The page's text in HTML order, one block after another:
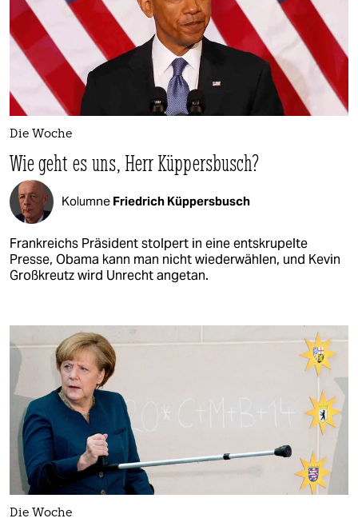
Die Woche
Wie geht es uns, Herr Küppersbusch?
Kolumne Friedrich Küppersbusch
Frankreichs Präsident stolpert in eine entskrupelte
Presse, Obama kann man nicht wiederwählen, und Kevin
Großkreutz wird Unrecht angetan.
Die Woche